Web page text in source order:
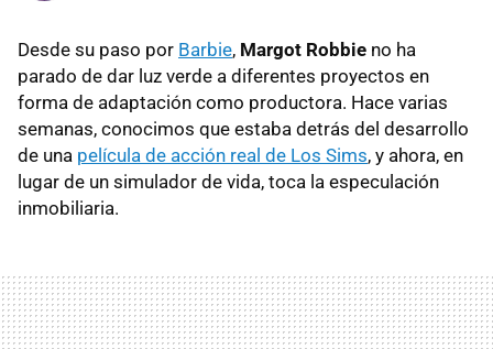
Desde su paso por Barbie, Margot Robbie no ha
parado de dar luz verde a diferentes proyectos en
forma de adaptación como productora. Hace varias
semanas, conocimos que estaba detrás del desarrollo
de una película de acción real de Los Sims, y ahora, en
lugar de un simulador de vida, toca la especulación
inmobiliaria.